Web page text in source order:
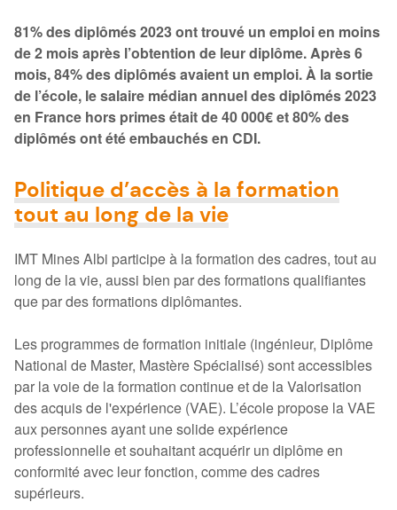
81% des diplômés 2023 ont trouvé un emploi en moins
de 2 mois après l’obtention de leur diplôme. Après 6
mois, 84% des diplômés avaient un emploi. À la sortie
de l’école, le salaire médian annuel des diplômés 2023
en France hors primes était de 40 000€ et 80% des
diplômés ont été embauchés en CDI.
Politique d’accès à la formation
tout au long de la vie
IMT Mines Albi participe à la formation des cadres, tout au
long de la vie, aussi bien par des formations qualifiantes
que par des formations diplômantes.
Les programmes de formation initiale (ingénieur, Diplôme
National de Master, Mastère Spécialisé) sont accessibles
par la voie de la formation continue et de la Valorisation
des acquis de l'expérience (VAE). L’école propose la VAE
aux personnes ayant une solide expérience
professionnelle et souhaitant acquérir un diplôme en
conformité avec leur fonction, comme des cadres
supérieurs.